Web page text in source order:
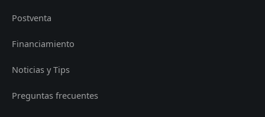
Postventa
Financiamiento
Noticias y Tips
Preguntas frecuentes